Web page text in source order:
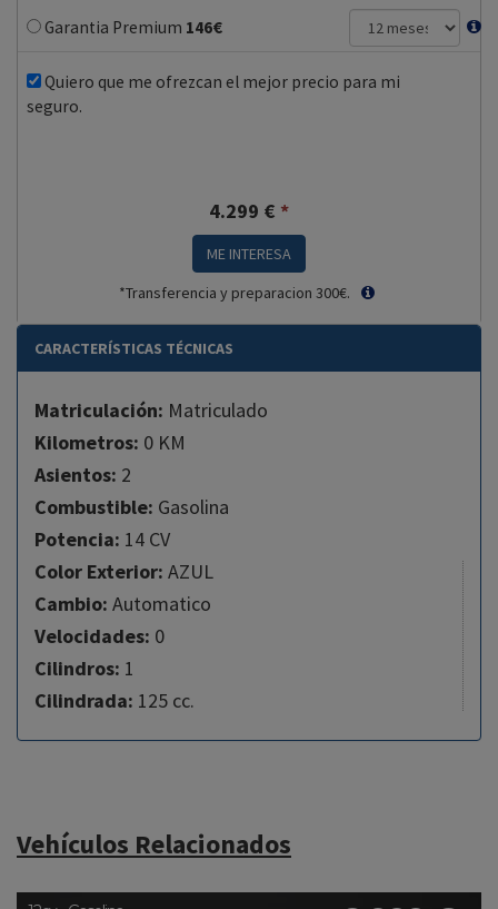
Garantia Premium 146€
Quiero que me ofrezcan el mejor precio para mi
seguro.
4.299 € *
ME INTERESA
*Transferencia y preparacion 300€.
CARACTERÍSTICAS TÉCNICAS
Matriculación: Matriculado
Kilometros: 0 KM
Asientos: 2
Combustible: Gasolina
Potencia: 14 CV
Color Exterior: AZUL
Cambio: Automatico
Velocidades: 0
Cilindros: 1
Cilindrada: 125 cc.
Vehículos Relacionados